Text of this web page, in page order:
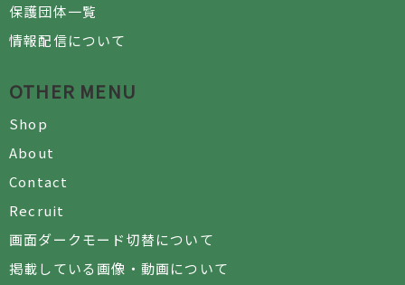
保護団体一覧
情報配信について
OTHER MENU
Shop
About
Contact
Recruit
画面ダークモード切替について
掲載している画像・動画について